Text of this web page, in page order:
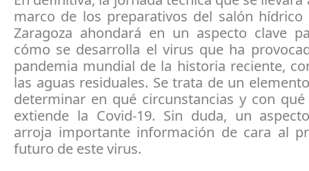
marco de los preparativos del salón hídrico
Zaragoza ahondará en un aspecto clave
cómo se desarrolla el virus que ha
pandemia mundial de la historia reciente,
las aguas residuales. Se trata de un
determinar en qué circunstancias y con
extiende la Covid-19. Sin duda, un
arroja importante información de cara al
futuro de este virus.